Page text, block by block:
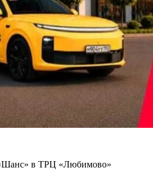
в ТРЦ «Любимово»